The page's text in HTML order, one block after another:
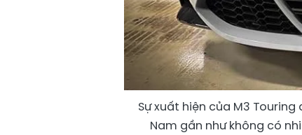
Sự xuất hiện của M3
Nam gần như không có